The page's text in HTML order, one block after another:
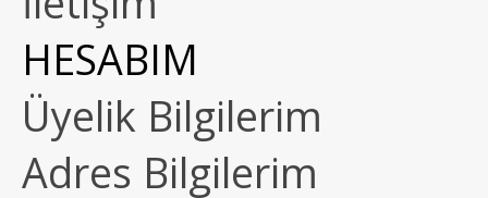
HESABIM
Üyelik Bilgilerim
Adres Bilgilerim